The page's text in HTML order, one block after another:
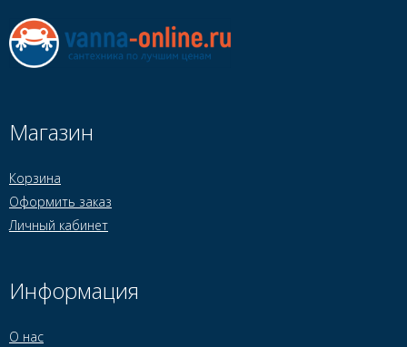
Магазин
Корзина
Оформить заказ
Личный кабинет
Информация
О нас